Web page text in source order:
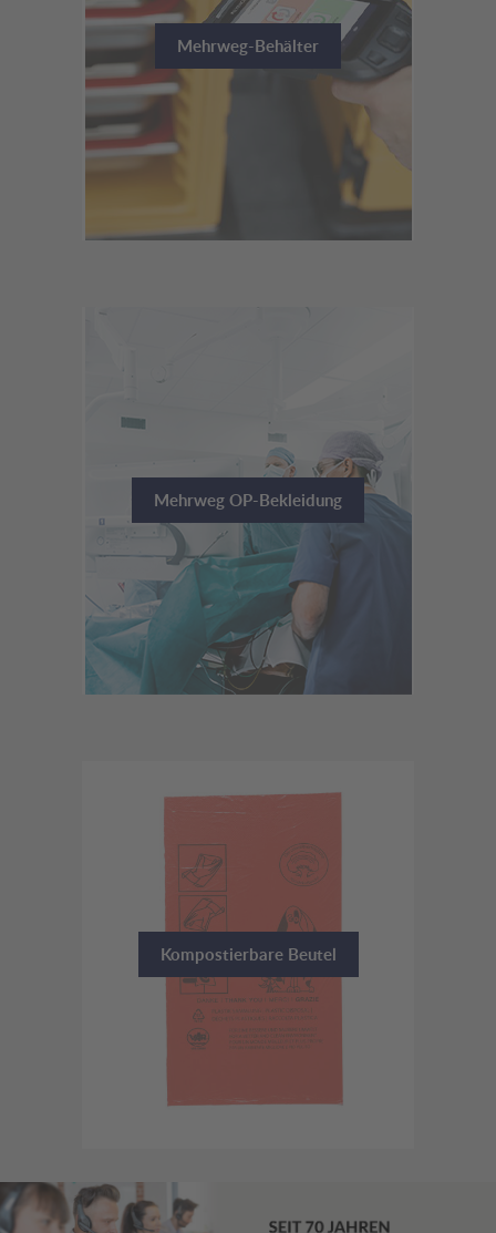
Mehrweg-Behälter
Mehrweg OP-Bekleidung
Kompostierbare Beutel